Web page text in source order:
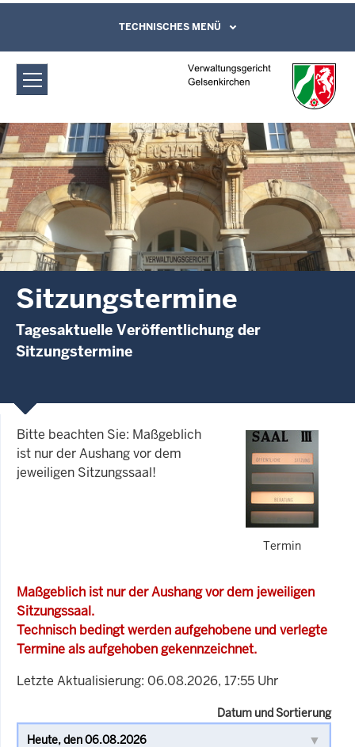
Verwaltungsgericht Gelsenkirchen:
Sitzungstermine
Direkt zum Inhalt
Leichte Sprache, Gebärdensprachenvideo
und Kontaktformular
TECHNISCHES MENÜ
Sitzungstermine
Tagesaktuelle Veröffentlichung der
Sitzungstermine
Termin
Bitte beachten Sie: Maßgeblich
ist nur der Aushang vor dem
jeweiligen Sitzungssaal!
Maßgeblich ist nur der Aushang vor dem jeweiligen
Sitzungssaal.
Technisch bedingt werden aufgehobene und verlegte
Termine als aufgehoben gekennzeichnet.
Letzte Aktualisierung: 06.08.2026, 17:55 Uhr
Datum und Sortierung